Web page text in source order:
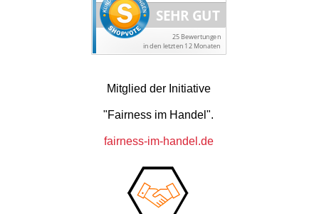
Mitglied der Initiative
"Fairness im Handel".
fairness-im-handel.de